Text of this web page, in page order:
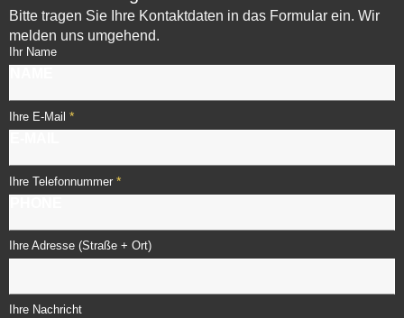
Bitte tragen Sie Ihre Kontaktdaten in das Formular ein. Wir
melden uns umgehend.
Ihr Name
Ihre E-Mail *
Ihre Telefonnummer *
Ihre Adresse (Straße + Ort)
Ihre Nachricht